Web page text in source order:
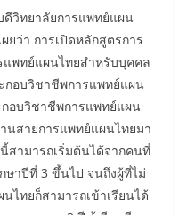
วิทยาลัยการแพทย์แผน
ยว่า การเปิดหลักสูตรการ
แพทย์แผนไทยสำหรับบุคคล
กอบวิชาชีพการแพทย์แผน
อบวิชาชีพการแพทย์แผน
นสายการแพทย์แผนไทยมา
สามารถเริ่มต้นได้จากคนที่
ษาปีที่ 3 ขึ้นไป จนถึงผู้ที่ไม่
ไทยก็สามารถเข้าเรียนได้